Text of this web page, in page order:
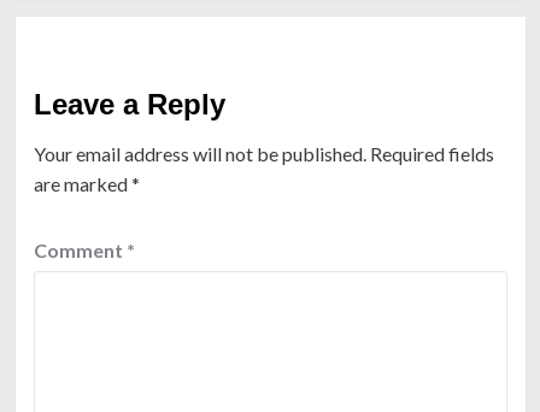
Leave a Reply
Your email address will not be published. Required fields
are marked*
Comment *